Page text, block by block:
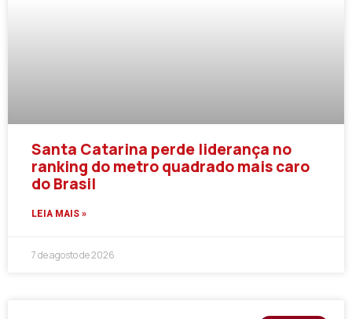
Santa Catarina perde liderança no
ranking do metro quadrado mais caro
do Brasil
LEIA MAIS »
7 de agosto de 2026